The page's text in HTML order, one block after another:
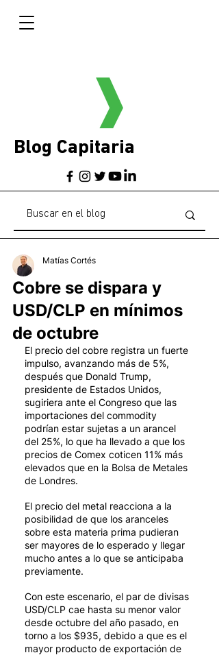
Blog Capitaria
Cobre se dispara y
USD/CLP en mínimos
de octubre
Matías Cortés
El precio del cobre registra un fuerte
impulso, avanzando más de 5%,
después que Donald Trump,
presidente de Estados Unidos,
sugiriera ante el Congreso que las
importaciones del commodity
podrían estar sujetas a un arancel
del 25%, lo que ha llevado a que los
precios de Comex coticen 11% más
elevados que en la Bolsa de Metales
de Londres.
El precio del metal reacciona a la
posibilidad de que los aranceles
sobre esta materia prima pudieran
ser mayores de lo esperado y llegar
mucho antes a lo que se anticipaba
previamente.
Con este escenario, el par de divisas
USD/CLP cae hasta su menor valor
desde octubre del año pasado, en
torno a los $935, debido a que es el
mayor producto de exportación de